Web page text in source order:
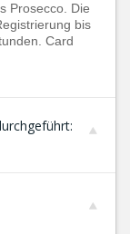
Prosecco. Die
bis
Card